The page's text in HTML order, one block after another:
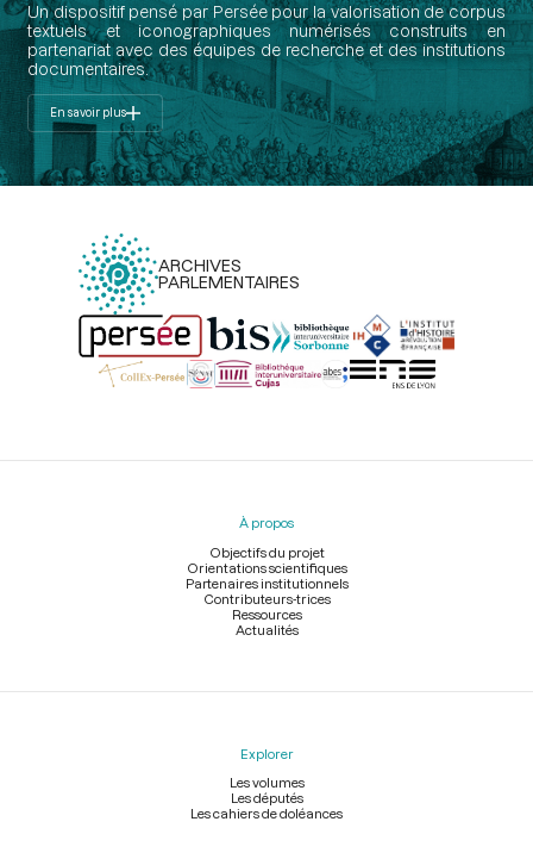
Un dispositif pensé par Persée pour la valorisation de corpus
textuels et iconographiques numérisés construits en
partenariat avec des équipes de recherche et des institutions
documentaires.
En savoir plus
ARCHIVES
PARLEMENTAIRES
Menu
À propos
Objectifs du projet
Orientations scientifiques
Partenaires institutionnels
Contributeurs-trices
Ressources
Actualités
Explorer
Les volumes
Les députés
Les cahiers de doléances